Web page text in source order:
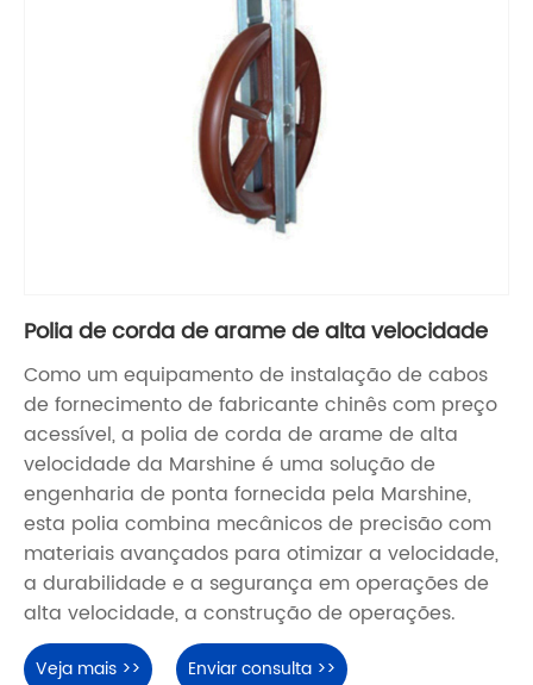
Polia de corda de arame de alta velocidade
Como um equipamento de instalação de cabos
de fornecimento de fabricante chinês com preço
acessível, a polia de corda de arame de alta
velocidade da Marshine é uma solução de
engenharia de ponta fornecida pela Marshine,
esta polia combina mecânicos de precisão com
materiais avançados para otimizar a velocidade,
a durabilidade e a segurança em operações de
alta velocidade, a construção de operações.
Veja mais >> Enviar consulta >>